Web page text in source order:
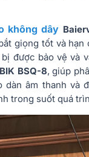
không dây
giọng tốt và
được bảo vệ và
BSQ-8, giúp
dàn âm thanh và
trong suốt quá